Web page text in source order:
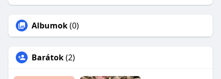
Albumok(0)
Barátok(2)